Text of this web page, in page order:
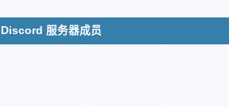
Discord 服务器成员